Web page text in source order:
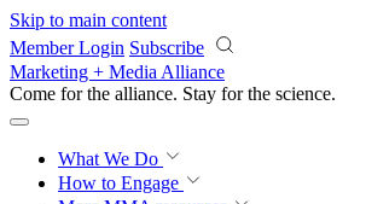
Skip to main content
Member Login Subscribe
Marketing + Media Alliance
Come for the alliance. Stay for the science.
What We Do
How to Engage